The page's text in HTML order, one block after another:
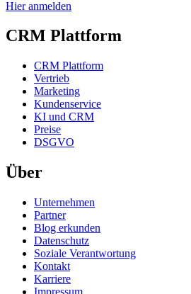
Hier anmelden
CRM Plattform
CRM Plattform
Vertrieb
Marketing
Kundenservice
KI und CRM
Preise
DSGVO
Über
Unternehmen
Partner
Blog erkunden
Datenschutz
Soziale Verantwortung
Kontakt
Karriere